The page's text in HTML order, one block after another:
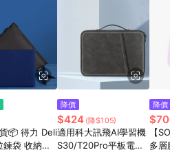
LINE 購物站上之商品規格、
資訊頁及購物車不符，以
示為準。 10. 點數紅包使用規
若於 LINE 購物前往 Pinkoi
完成訂單，不符合導購資格；承
透過 LINE 購物前往 Pinkoi 頁
📦 得力 Deli
鍊袋 收納袋
降價
$424 (降$105)
適用科大訊飛AI學習機
S30/T20Pro平板電腦
降價
【
多層